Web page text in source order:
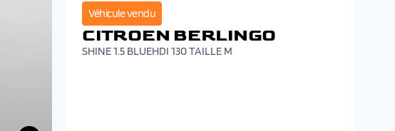
Véhicule vendu
CITROEN BERLINGO
SHINE 1.5 BLUEHDI 130 TAILLE M